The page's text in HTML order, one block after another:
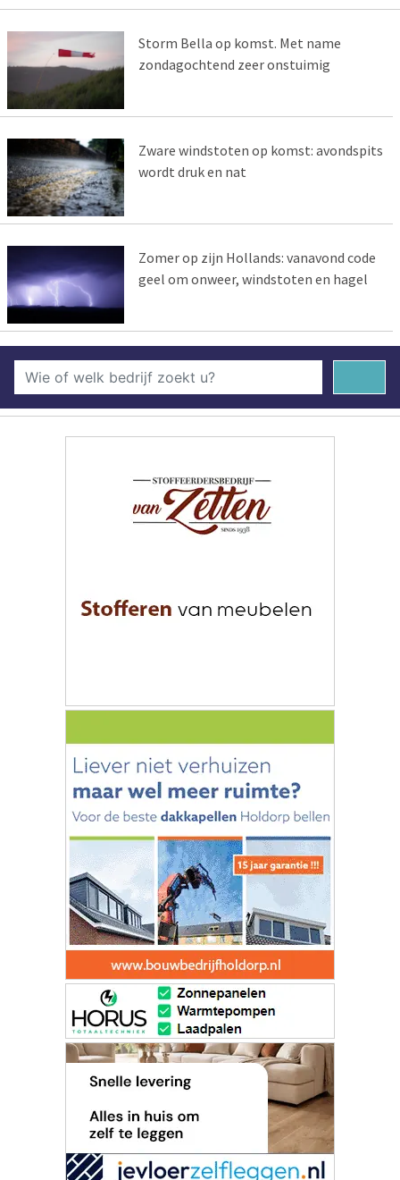
Storm Bella op komst. Met name
zondagochtend zeer onstuimig
Zware windstoten op komst: avondspits
wordt druk en nat
Zomer op zijn Hollands: vanavond code
geel om onweer, windstoten en hagel